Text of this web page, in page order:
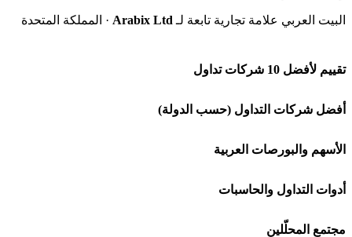
البيت العربي علامة تجارية تابعة لـ Arabix Ltd · المملكة المتحدة
تقييم لأفضل 10 شركات تداول
شركة Capital.com
افاتريد AvaTrade
اكسنس Exness
منصة بينانس
أفضل شركات التداول (حسب الدولة)
شركات تداول في السعودية
شركات تداول في الإمارات
شركات تداول في الكويت
الأسهم والبورصات العربية
🌍 كل البورصات العربية
🇸🇦 السوق السعودية
أدوات التداول والحاسبات
🕌 حاسبة الزكاة
مجتمع المحلّلين